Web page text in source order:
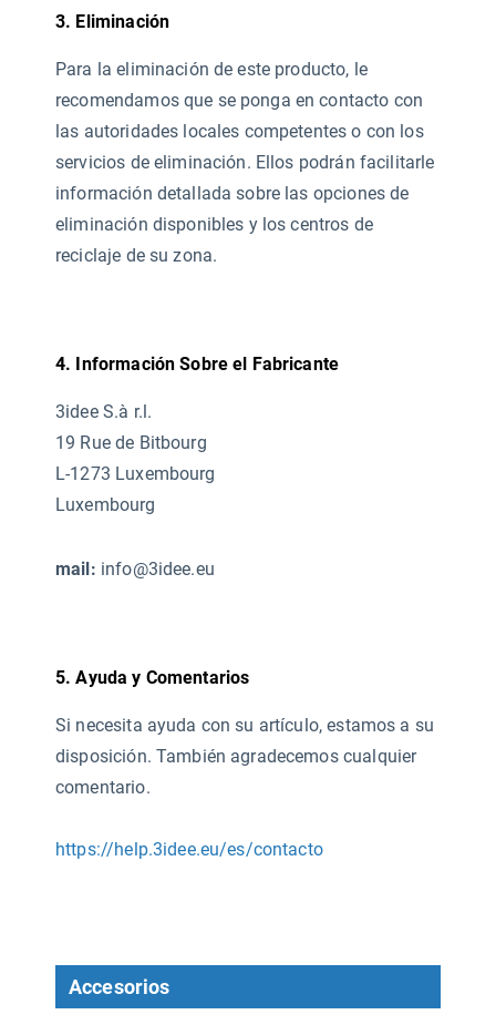
3. Eliminación
Para la eliminación de este producto, le
recomendamos que se ponga en contacto con
las autoridades locales competentes o con los
servicios de eliminación. Ellos podrán facilitarle
información detallada sobre las opciones de
eliminación disponibles y los centros de
reciclaje de su zona.
4. Información Sobre el Fabricante
3idee S.à r.l.
19 Rue de Bitbourg
L-1273 Luxembourg
Luxembourg
mail: info@3idee.eu
5. Ayuda y Comentarios
Si necesita ayuda con su artículo, estamos a su
disposición. También agradecemos cualquier
comentario.
https://help.3idee.eu/es/contacto
Accesorios